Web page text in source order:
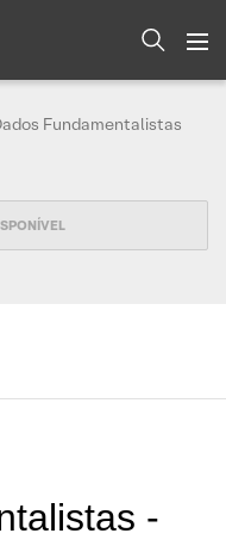
Fundamentalistas
-